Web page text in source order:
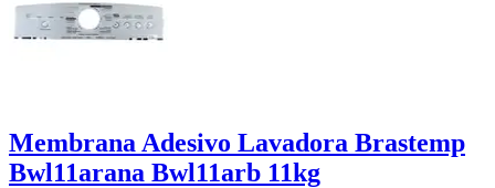
Membrana Adesivo Lavadora Brastemp
Bwl11arana Bwl11arb 11kg